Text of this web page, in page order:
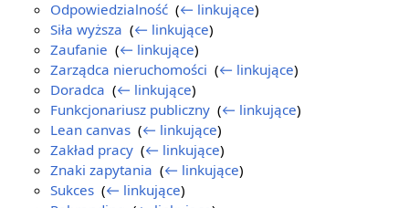
Odpowiedzialność ‎(← linkujące)
Siła wyższa ‎(← linkujące)
Zaufanie ‎(← linkujące)
Zarządca nieruchomości ‎(← linkujące)
Doradca ‎(← linkujące)
Funkcjonariusz publiczny ‎(← linkujące)
Lean canvas ‎(← linkujące)
Zakład pracy ‎(← linkujące)
Znaki zapytania ‎(← linkujące)
Sukces ‎(← linkujące)